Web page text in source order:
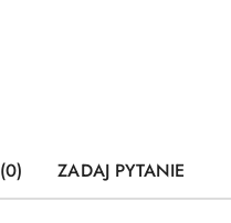
ZADAJ PYTANIE